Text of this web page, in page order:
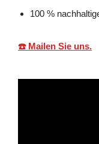
100 %
☎️ Mailen Sie uns.